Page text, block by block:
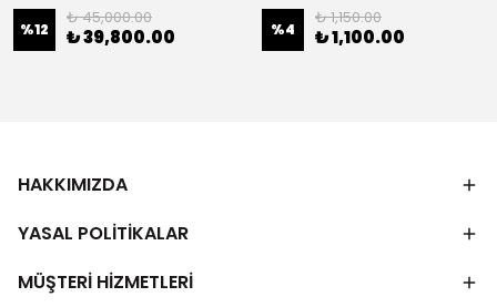
%12
₺ 45,000.00
₺ 39,800.00 %4
₺ 1,150.00
₺ 1,100.00
HAKKIMIZDA
YASAL POLİTİKALAR
MÜŞTERİ HİZMETLERİ